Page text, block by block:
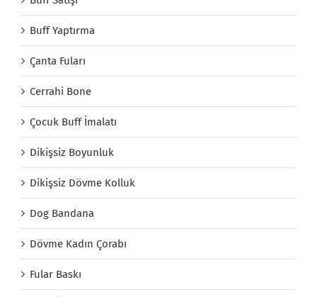
Buff Yaptırma
Çanta Fuları
Cerrahi Bone
Çocuk Buff İmalatı
Dikişsiz Boyunluk
Dikişsiz Dövme Kolluk
Dog Bandana
Dövme Kadın Çorabı
Fular Baskı